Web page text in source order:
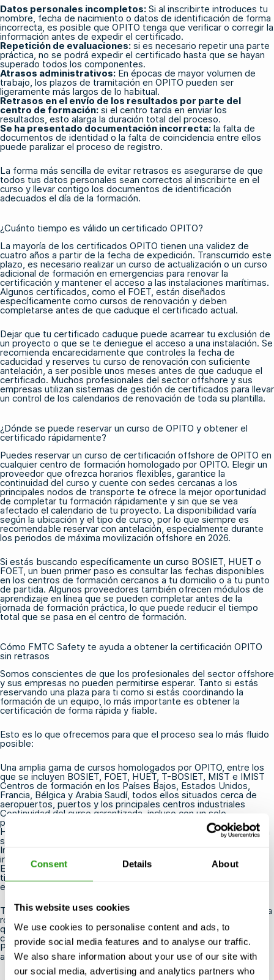
Consent Details About
This website uses cookies
We use cookies to personalise content and ads, to
provide social media features and to analyse our traffic.
We also share information about your use of our site with
our social media, advertising and analytics partners who
Datos personales incompletos: Si al inscribirte introduces tu
nombre, fecha de nacimiento o datos de identificación de forma
incorrecta, es posible que OPITO tenga que verificar o corregir la
información antes de expedir el certificado.
Repetición de evaluaciones: si es necesario repetir una parte
práctica, no se podrá expedir el certificado hasta que se hayan
superado todos los componentes.
Atrasos administrativos: En épocas de mayor volumen de
trabajo, los plazos de tramitación en OPITO pueden ser
ligeramente más largos de lo habitual.
Retrasos en el envío de los resultados por parte del
centro de formación: si el centro tarda en enviar los
resultados, esto alarga la duración total del proceso.
Se ha presentado documentación incorrecta: la falta de
documentos de identidad o la falta de coincidencia entre ellos
puede paralizar el proceso de registro.
La forma más sencilla de evitar retrasos es asegurarse de que
todos tus datos personales sean correctos al inscribirte en el
curso y llevar contigo los documentos de identificación
adecuados el día de la formación.
¿Cuánto tiempo es válido un certificado OPITO?
La mayoría de los certificados OPITO tienen una validez de
cuatro años a partir de la fecha de expedición. Transcurrido este
plazo, es necesario realizar un curso de actualización o un curso
adicional de formación en emergencias para renovar la
certificación y mantener el acceso a las instalaciones marítimas.
Algunos certificados, como el FOET , están diseñados
específicamente como cursos de renovación y deben
completarse antes de que caduque el certificado actual.
Dejar que tu certificado caduque puede acarrear tu exclusión de
un proyecto o que se te deniegue el acceso a una instalación. Se
recomienda encarecidamente que controles la fecha de
caducidad y reserves tu curso de renovación con suficiente
antelación, a ser posible unos meses antes de que caduque el
certificado. Muchos profesionales del sector offshore y sus
empresas utilizan sistemas de gestión de certificados para llevar
un control de los calendarios de renovación de toda su plantilla.
¿Dónde se puede reservar un curso de OPITO y obtener el
certificado rápidamente?
Puedes reservar un curso de certificación offshore de OPITO en
cualquier centro de formación homologado por OPITO. Elegir un
proveedor que ofrezca horarios flexibles, garantice la
continuidad del curso y cuente con sedes cercanas a los
principales nodos de transporte te ofrece la mejor oportunidad
de completar tu formación rápidamente y sin que se vea
afectado el calendario de tu proyecto. La disponibilidad varía
según la ubicación y el tipo de curso, por lo que siempre es
recomendable reservar con antelación, especialmente durante
los periodos de máxima movilización offshore en 2026.
Si estás buscando específicamente un curso BOSIET, HUET o
FOET, un buen primer paso es consultar las fechas disponibles
en los centros de formación cercanos a tu domicilio o a tu punto
de partida. Algunos proveedores también ofrecen módulos de
aprendizaje en línea que se pueden completar antes de la
jornada de formación práctica, lo que puede reducir el tiempo
total que se pasa en el centro de formación.
Cómo FMTC Safety te ayuda a obtener la certificación OPITO
sin retrasos
Somos conscientes de que los profesionales del sector offshore
y sus empresas no pueden permitirse esperar. Tanto si estás
reservando una plaza para ti como si estás coordinando la
formación de un equipo, lo más importante es obtener la
certificación de forma rápida y fiable.
Esto es lo que ofrecemos para que el proceso sea lo más fluido
posible:
Una amplia gama de cursos homologados por OPITO , entre los
que se incluyen BOSIET FOET HUET T-BOSIET , MIST e IMIST
Centros de formación en los Países Bajos, Estados Unidos,
Francia, Bélgica y Arabia Saudí, todos ellos situados cerca de
aeropuertos, puertos y los principales centros industriales
Continuidad del curso garantizada, incluso con un solo
participante
Horarios flexibles con posibilidad de cancelar o cambiar la fecha
sin coste alguno hasta 24 horas antes del inicio del curso
Instructores con experiencia y certificados por OPITO que
imparten formación práctica y participativa
Envío rápido de los resultados a OPITO para reducir al mínimo el
tiempo que transcurre entre la finalización de la formación y la
expedición del certificado
Tanto si necesitas obtener una certificación antes de tu próxima
rotación en alta mar como si tienes que renovar un certificado
que está a punto de caducar, estamos aquí para ayudarte a
cumplir con la normativa y estar preparado para los proyectos.
Ponte en contacto con nosotrospara encontrar el curso
adecuado y la fecha disponible más cercana para ti.